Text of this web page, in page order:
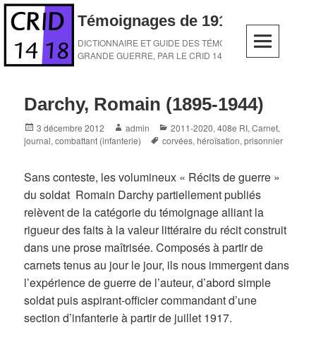
Skip
content
Témoignages de 1914-1918
DICTIONNAIRE ET GUIDE DES TÉMOINS DE LA
GRANDE GUERRE, PAR LE CRID 14-18
Darchy, Romain (1895-1944)
Posted
on
3 décembre 2012 Author
admin Categories
2011-2020,408e RI,Carnet,
journal,combattant (infanterie) Tags
corvées,héroïsation,prisonnier
Sans conteste, les volumineux « Récits de guerre »
du soldat Romain Darchy partiellement publiés
relèvent de la catégorie du témoignage alliant la
rigueur des faits à la valeur littéraire du récit construit
dans une prose maîtrisée. Composés à partir de
carnets tenus au jour le jour, ils nous immergent dans
l’expérience de guerre de l’auteur, d’abord simple
soldat puis aspirant-officier commandant d’une
section d’infanterie à partir de juillet 1917.